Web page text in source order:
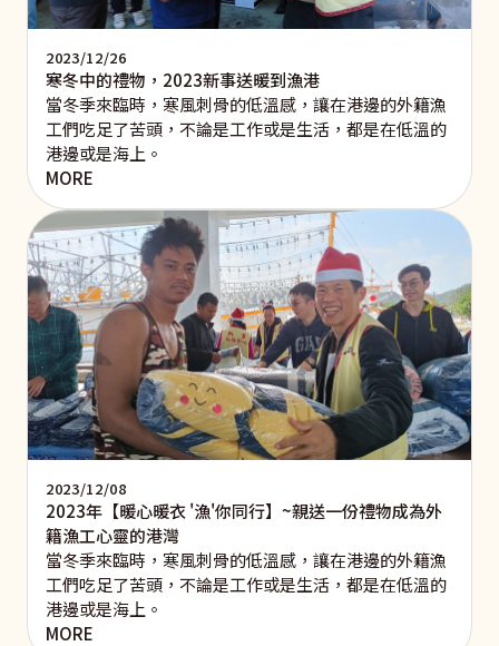
2023/12/26
寒冬中的禮物，2023新事送暖到漁港
當冬季來臨時，寒風刺骨的低溫感，讓在港邊的外籍漁
工們吃足了苦頭，不論是工作或是生活，都是在低溫的
港邊或是海上。
MORE
2023/12/08
2023年【暖心暖衣 '漁'你同行】~親送一份禮物成為外
籍漁工心靈的港灣
當冬季來臨時，寒風刺骨的低溫感，讓在港邊的外籍漁
工們吃足了苦頭，不論是工作或是生活，都是在低溫的
港邊或是海上。
MORE